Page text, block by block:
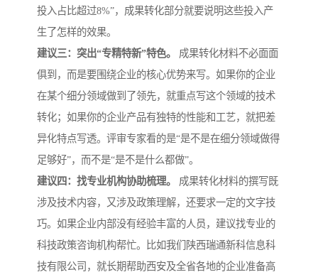
投入占比超过8%”，成果转化部分就要说明这些投入产
生了怎样的效果。
建议三：突出“专精特新”特色。
成果转化材料不必面面
俱到，而是要围绕企业的核心优势来写。如果你的企业
在某个细分领域做到了领先，就重点写这个领域的技术
转化；如果你的企业产品有独特的性能和工艺，就把差
异化特点写透。评审专家看的是“是不是在细分领域做得
足够好”，而不是“是不是什么都做”。
建议四：找专业机构协助梳理。
成果转化材料的撰写既
涉及技术内容，又涉及政策理解，还要求一定的文字技
巧。如果企业内部没有经验丰富的人员，建议找专业的
科技政策咨询机构帮忙。比如我们陕西瑞通新科信息科
技有限公司，就长期帮助西安及全省各地的企业准备高